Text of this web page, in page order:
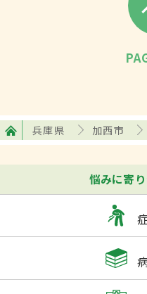
兵庫県 加西市
悩みに寄